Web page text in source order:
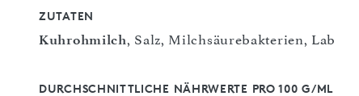
ZUTATEN
Kuhrohmilch, Salz, Milchsäurebakterien, Lab
DURCHSCHNITTLICHE NÄHRWERTE PRO 100 G/ML